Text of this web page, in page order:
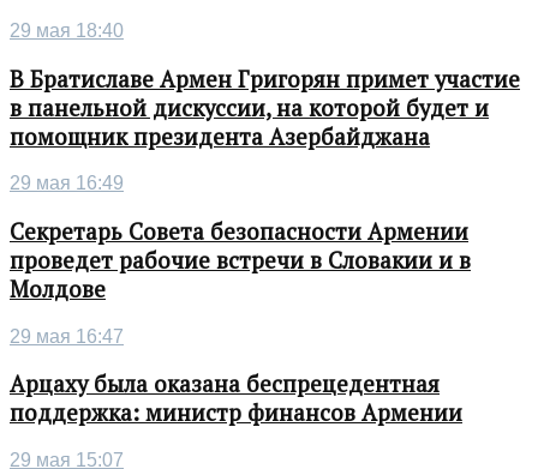
29 мая 18:40
В Братиславе Армен Григорян примет участие
в панельной дискуссии, на которой будет и
помощник президента Азербайджана
29 мая 16:49
Секретарь Совета безопасности Армении
проведет рабочие встречи в Словакии и в
Молдове
29 мая 16:47
Арцаху была оказана беспрецедентная
поддержка: министр финансов Армении
29 мая 15:07